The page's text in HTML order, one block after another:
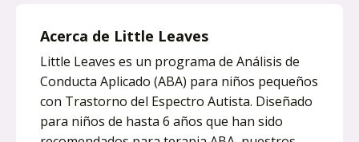
Acerca de Little Leaves
Little Leaves es un programa de Análisis de
Conducta Aplicado (ABA) para niños pequeños
con Trastorno del Espectro Autista. Diseñado
para niños de hasta 6 años que han sido